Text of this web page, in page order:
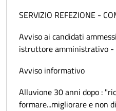
SERVIZIO REFEZIONE -
Avviso ai candidati
istruttore amministrativo -
Avviso informativo
Alluvione 30 anni dopo :
formare...migliorare e non